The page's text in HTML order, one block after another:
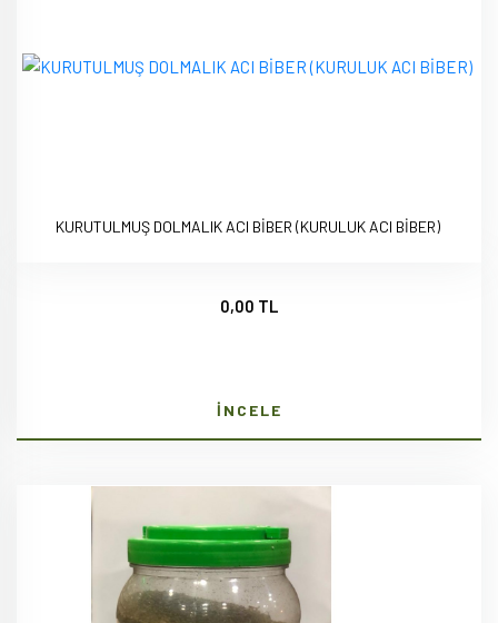
KURUTULMUŞ DOLMALIK ACI BİBER (KURULUK ACI BİBER)
0,00 TL
İNCELE